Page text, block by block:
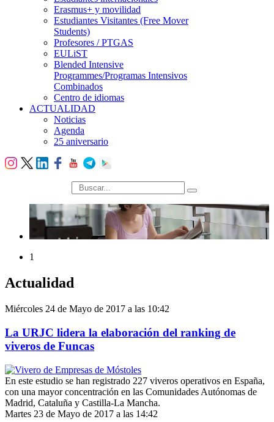
Erasmus+ y movilidad
Estudiantes Visitantes (Free Mover
Students)
Profesores / PTGAS
EULiST
Blended Intensive
Programmes/Programas Intensivos
Combinados
Centro de idiomas
ACTUALIDAD
Noticias
Agenda
25 aniversario
búsqueda
1
Actualidad
Miércoles 24 de Mayo de 2017 a las 10:42
La URJC lidera la elaboración del ranking de
viveros de Funcas
En este estudio se han registrado 227 viveros operativos en España,
con una mayor concentración en las Comunidades Autónomas de
Madrid, Cataluña y Castilla-La Mancha.
Martes 23 de Mayo de 2017 a las 14:42